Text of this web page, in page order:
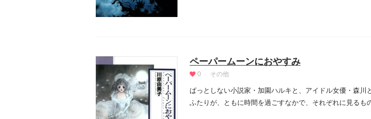
ペーパームーンにおやすみ
0 その他
ぱっとしない小説家・加園ハルキと、アイドル女優・森
ふたりが、ともに時間を過ごすなかで、それぞれに見るも